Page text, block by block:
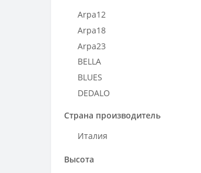
Arpa12
Arpa18
Arpa23
BELLA
BLUES
DEDALO
Ellipsis_H
Ellipsis_V
Filo
Страна производитель
Италия
Высота